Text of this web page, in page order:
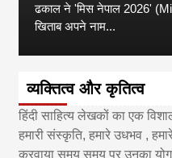
ढकाल ने 'मिस नेपाल 2026'
खिताब अपने नाम...
व्यक्तित्व और कृतित्व
हिंदी साहित्य लेखकों का एक
हमारी संस्कृति, हमारे उधभव ,
करवाया समय समय पर उनका